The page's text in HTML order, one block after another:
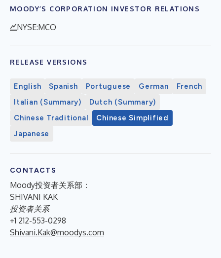
MOODY’S CORPORATION INVESTOR RELATIONS
NYSE:MCO
RELEASE VERSIONS
English Spanish Portuguese German
French
Italian (Summary)
Dutch (Summary)
Chinese Traditional
Chinese Simplified
Japanese
CONTACTS
Moody投资者关系部：
SHIVANI KAK
投资者关系
+1 212-553-0298
Shivani.Kak@moodys.com